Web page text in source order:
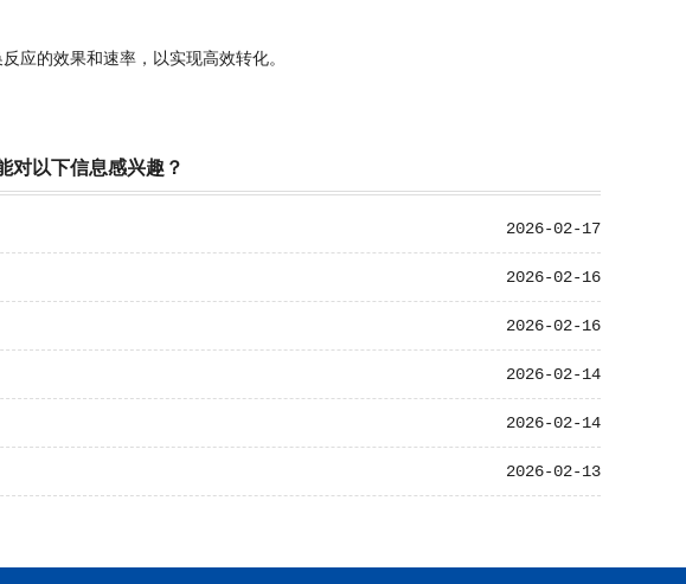
的效果和速率，以实现高效转化。
对以下信息感兴趣？
2026-02-17
2026-02-16
2026-02-16
2026-02-14
2026-02-14
2026-02-13